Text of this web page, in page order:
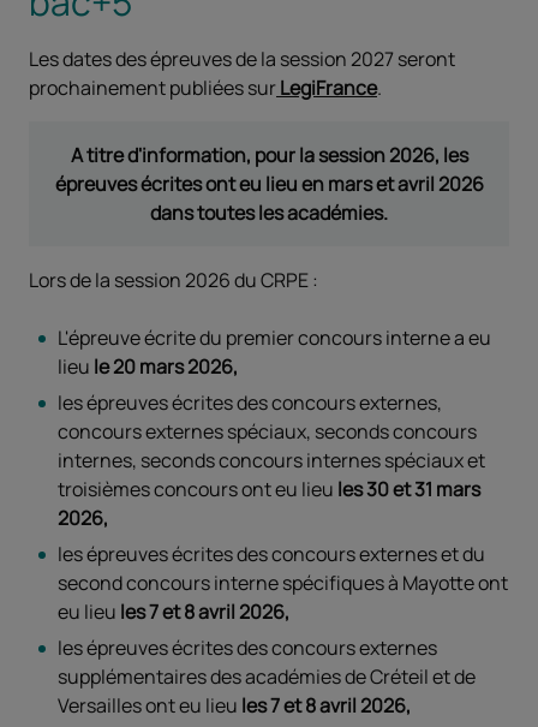
Les dates des épreuves de la session 2027 seront
prochainement publiées surLegiFrance.
A titre d'information, pour la session 2026, les
épreuves écrites ont eu lieu en mars et avril 2026
dans toutes les académies.
Lors de la session 2026 du CRPE :
L'épreuve écrite du premier concours interne a eu
lieu le 20 mars 2026,
les épreuves écrites des concours externes,
concours externes spéciaux, seconds concours
internes, seconds concours internes spéciaux et
troisièmes concours ont eu lieu les 30 et 31 mars
2026,
les épreuves écrites des concours externes et du
second concours interne spécifiques à Mayotte ont
eu lieu les 7 et 8 avril 2026,
les épreuves écrites des concours externes
supplémentaires des académies de Créteil et de
Versailles ont eu lieu les 7 et 8 avril 2026,